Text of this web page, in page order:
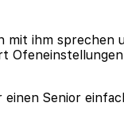
mit ihm sprechen
Senior